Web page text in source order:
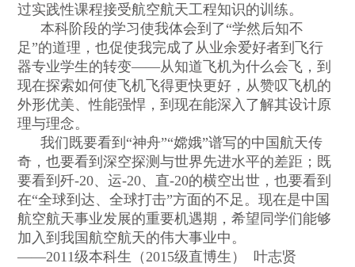
过实践性课程接受航空航天工程知识的训练。
本科阶段的学习使我体会到了“学然后知不
足”的道理，也促使我完成了从业余爱好者到飞行
器专业学生的转变——从知道飞机为什么会飞，到
现在探索如何使飞机飞得更快更好，从赞叹飞机的
外形优美、性能强悍，到现在能深入了解其设计原
理与理念。
我们既要看到 “神舟”“嫦娥”谱写的中国航天传
奇，也要看到深空探测与世界先进水平的差距；既
要看到歼-20、运-20、直-20的横空出世，也要看到
在“全球到达、全球打击”方面的不足。现在是中国
航空航天事业发展的重要机遇期，希望同学们能够
加入到我国航空航天的伟大事业中。
——2011级本科生（2015级直博生）
叶志贤